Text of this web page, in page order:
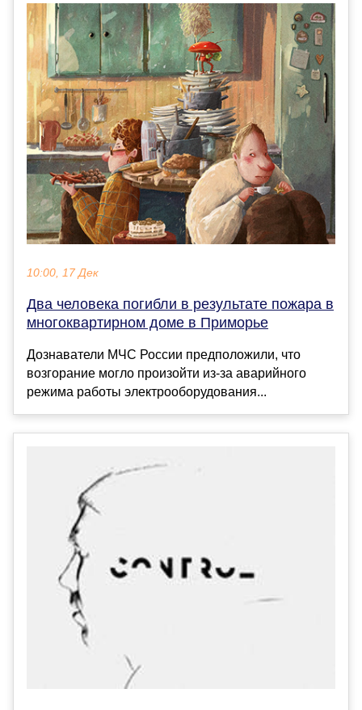
10:00, 17 Дек
Два человека погибли в результате пожара в
многоквартирном доме в Приморье
Дознаватели МЧС России предположили, что
возгорание могло произойти из-за аварийного
режима работы электрооборудования...